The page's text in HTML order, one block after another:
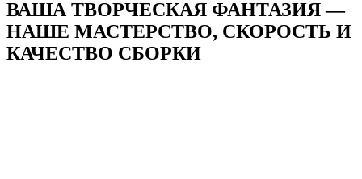
ВАША ТВОРЧЕСКАЯ ФАНТАЗИЯ —
НАШЕ МАСТЕРСТВО, СКОРОСТЬ И
КАЧЕСТВО СБОРКИ